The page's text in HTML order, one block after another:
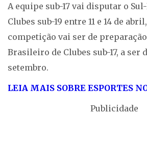
A equipe sub-17 vai disputar o
Clubes sub-19 entre 11 e 14 de
competição vai ser de
Brasileiro de Clubes sub-17, a ser
setembro.
LEIA MAIS SOBRE ESPORTES
Publicidade